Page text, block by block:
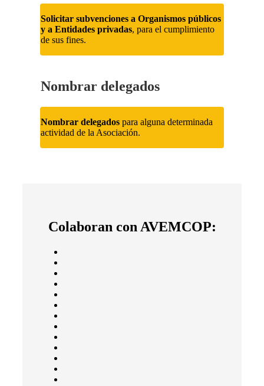
Solicitar subvenciones a Organismos públicos
y a Entidades privadas, para el cumplimiento
de sus fines.
Nombrar delegados
Nombrar delegados para alguna determinada
actividad de la Asociación.
Colaboran con AVEMCOP: